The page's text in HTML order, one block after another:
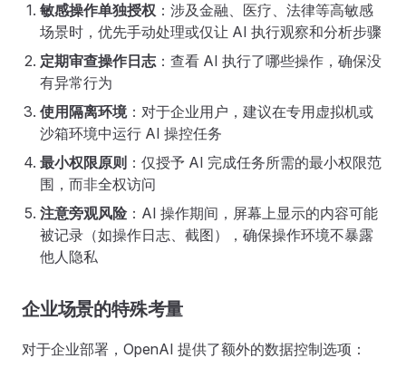
敏感操作单独授权 ：涉及金融、医疗、法律等高敏感
场景时，优先手动处理或仅让 AI 执行观察和分析步骤
定期审查操作日志：查看 AI 执行了哪些操作，确保没
有异常行为
使用隔离环境：对于企业用户，建议在专用虚拟机或
沙箱环境中运行 AI 操控任务
最小权限原则 ：仅授予 AI 完成任务所需的最小权限范
围，而非全权访问
注意旁观风险：AI 操作期间，屏幕上显示的内容可能
被记录（如操作日志、截图），确保操作环境不暴露
他人隐私
企业场景的特殊考量
对于企业部署，OpenAI 提供了额外的数据控制选项：